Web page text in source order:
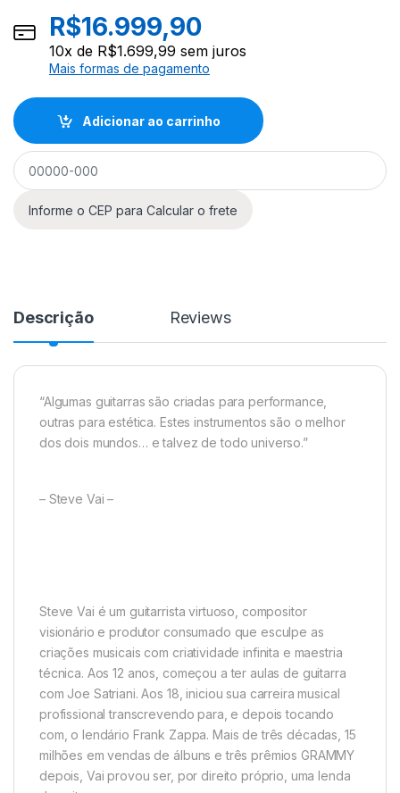
R$16.999,90
10x de R$1.699,99 sem juros
Mais formas de pagamento
Adicionar ao carrinho
Descrição Reviews
“Algumas guitarras são criadas para performance,
outras para estética. Estes instrumentos são o melhor
dos dois mundos… e talvez de todo universo.”
– Steve Vai –
Steve Vai é um guitarrista virtuoso, compositor
visionário e produtor consumado que esculpe as
criações musicais com criatividade infinita e maestria
técnica. Aos 12 anos, começou a ter aulas de guitarra
com Joe Satriani. Aos 18, iniciou sua carreira musical
profissional transcrevendo para, e depois tocando
com, o lendário Frank Zappa. Mais de três décadas, 15
milhões em vendas de álbuns e três prêmios GRAMMY
depois, Vai provou ser, por direito próprio, uma lenda